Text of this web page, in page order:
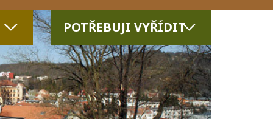
POTŘEBUJI VYŘÍDIT